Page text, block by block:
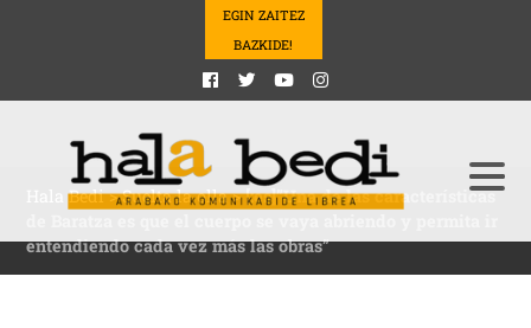
EGIN ZAITEZ
BAZKIDE!
Hala Bedi>Suelta la olla>[:es]”Una de las características
entendiendo cada vez más las obras”